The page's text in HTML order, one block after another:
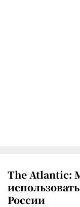
The Atlantic:
России